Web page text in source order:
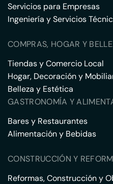
Servicios para Empresas
Ingeniería y Servicios
COMPRAS, HOGAR Y
Tiendas y Comercio Local
Hogar, Decoración y
Belleza y Estética
GASTRONOMÍA Y
Bares y Restaurantes
Alimentación y Bebidas
CONSTRUCCIÓN Y
Reformas, Construcción y